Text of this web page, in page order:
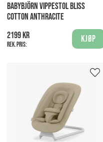
BABYBJÖRN VIPPESTOL BLISS
COTTON ANTHRACITE
2199 kr
Rek. pris:
Kjøp